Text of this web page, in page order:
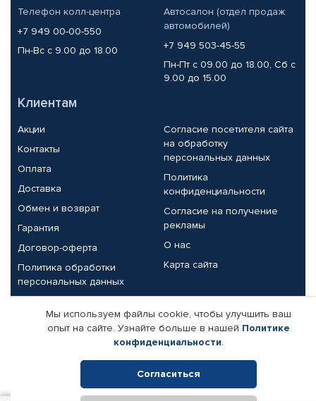
Телефон колл-центра
+7 949 00-00-550
Пн-Вс с 9.00 до 18.00
Автосалон (отдел продаж
автомобилей)
+7 949 503-45-55
Пн-Пт с 09.00 до 18.00, Сб с
9.00 до 15.00
Клиентам
Акции
Контакты
Оплата
Доставка
Обмен и возврат
Гарантия
Договор-оферта
Политика обработки
персональных данных
Согласие посетителя сайта
на обработку
персональных данных
Политика
конфиденциальности
Согласие на получение
рекламы
О нас
Карта сайта
Партнерам
Корпоративным клиентам
Поставщикам
Реквизиты компании
Мы используем файлы cookie, чтобы улучшить ваш
опыт на сайте. Узнайте больше в нашей Политике
конфиденциальности.
Согласиться